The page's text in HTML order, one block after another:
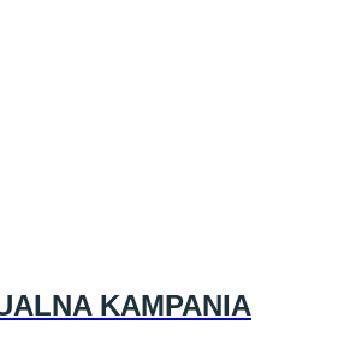
KAMPANIA